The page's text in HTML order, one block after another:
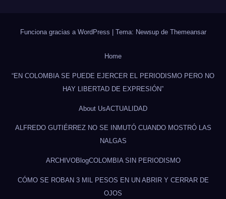
Funciona gracias a WordPress | Tema: Newsup de Themeansar
Home
“EN COLOMBIA SE PUEDE EJERCER EL PERIODISMO PERO NO
HAY LIBERTAD DE EXPRESIÓN”
About UsACTUALIDAD
ALFREDO GUTIÉRREZ NO SE INMUTÓ CUANDO MOSTRÓ LAS
NALGAS
ARCHIVOBlogCOLOMBIA SIN PERIODISMO
CÓMO SE ROBAN 3 MIL PESOS EN UN ABRIR Y CERRAR DE
OJOS